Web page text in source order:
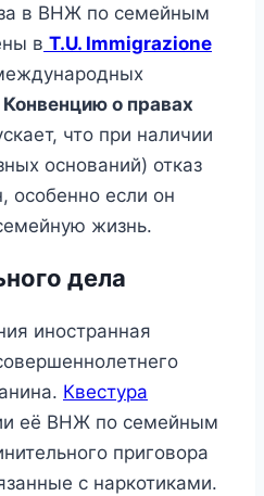
в ВНЖ по семейным
в T.U. Immigrazione
Конвенцию о правах
что при наличии
оснований) отказ
особенно если он
жизнь.
дела
иностранная
Квестура
её ВНЖ по семейным
приговора
с наркотиками.